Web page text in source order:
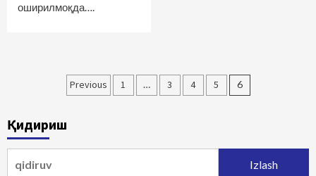
оширилмоқда….
Maqolalar
harakatlanish
Previous 1 … 3 4 5 6
Қидириш